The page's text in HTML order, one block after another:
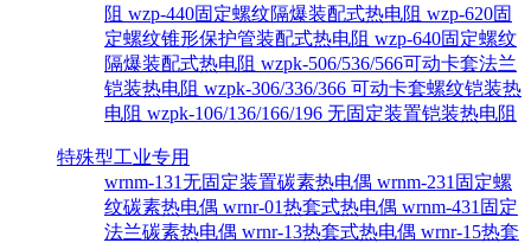
阻 wzp-440固定螺纹隔爆装配式热电阻 wzp-620固
定螺纹锥形保护管装配式热电阻 wzp-640固定螺纹
隔爆装配式热电阻 wzpk-506/536/566可动卡套法兰
铠装热电阻 wzpk-306/336/366 可动卡套螺纹铠装热
电阻 wzpk-106/136/166/196 无固定装置铠装热电阻
特殊型工业专用
wrnm-131无固定装置碳素热电偶 wrnm-231固定螺
纹碳素热电偶 wrnr-01热套式热电偶 wrnm-431固定
法兰碳素热电偶 wrnr-13热套式热电偶 wrnr-15热套